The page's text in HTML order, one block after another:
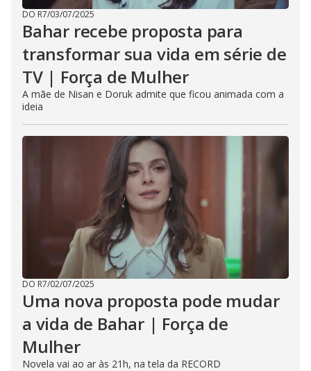
DO R7/03/07/2025
Bahar recebe proposta para
transformar sua vida em série de
TV | Força de Mulher
A mãe de Nisan e Doruk admite que ficou animada com a
ideia
DO R7/02/07/2025
Uma nova proposta pode mudar
a vida de Bahar | Força de
Mulher
Novela vai ao ar às 21h, na tela da RECORD